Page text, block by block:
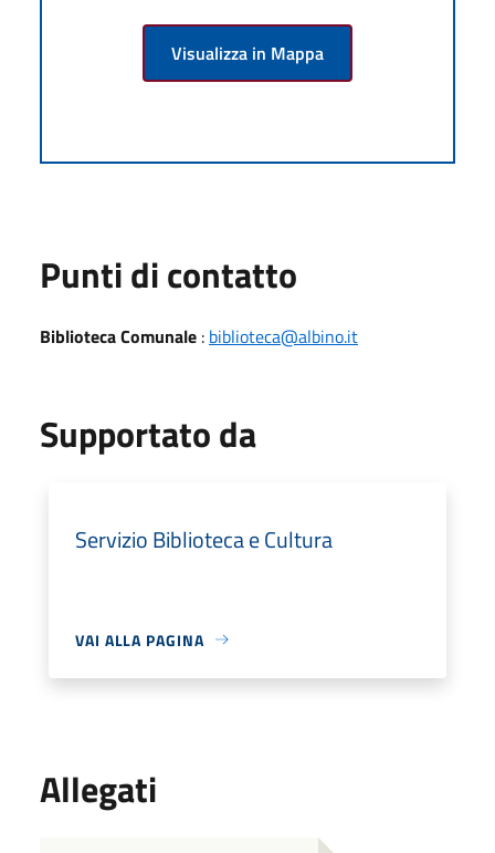
Visualizza in Mappa
Punti di contatto
Biblioteca Comunale : biblioteca@albino.it
Supportato da
Servizio Biblioteca e Cultura
VAI ALLA PAGINA
Allegati